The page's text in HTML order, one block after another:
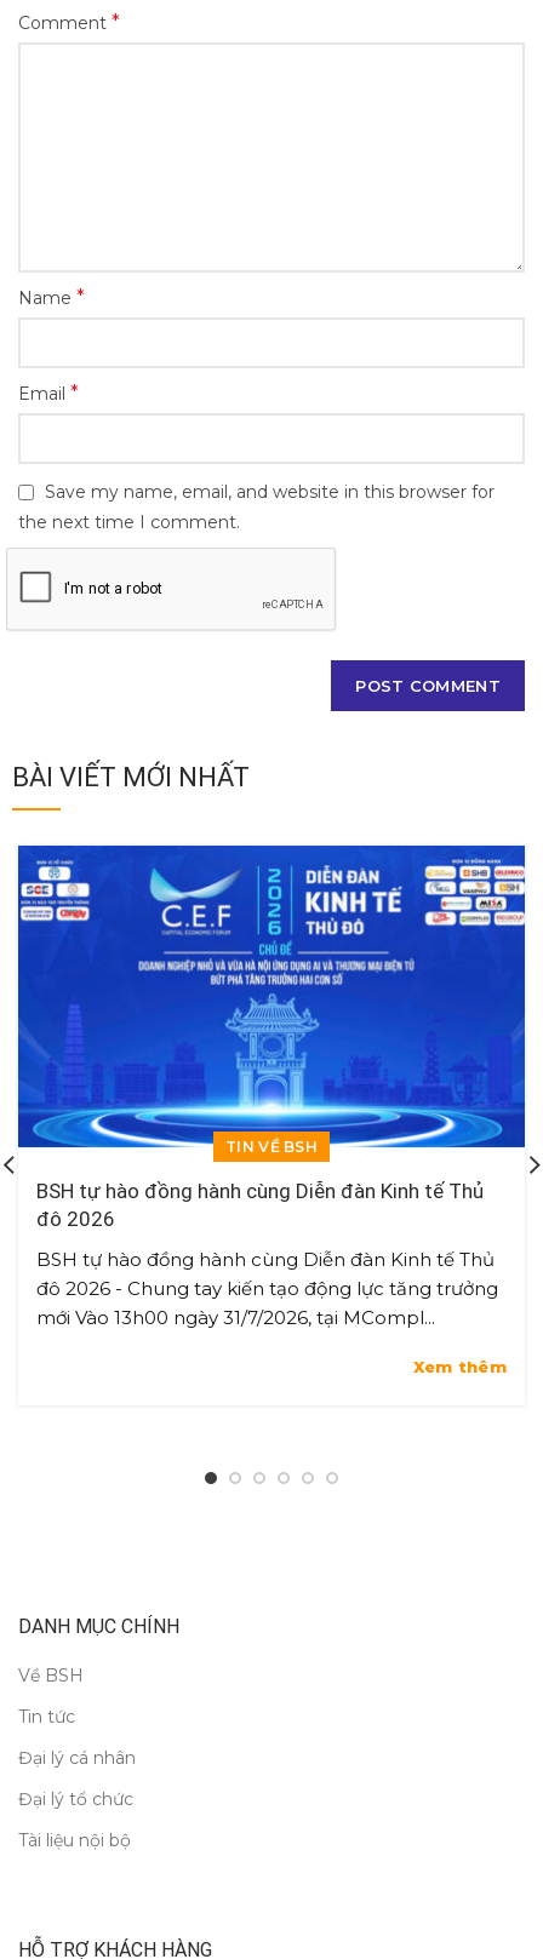
Comment *
Name *
Email *
Save my name, email, and website in this browser for
the next time I comment.
BÀI VIẾT MỚI NHẤT
TIN VỀ BSH
BSH tự hào đồng hành cùng Diễn đàn Kinh tế Thủ
đô 2026
BSH tự hào đồng hành cùng Diễn đàn Kinh tế Thủ
đô 2026 - Chung tay kiến tạo động lực tăng trưởng
mới Vào 13h00 ngày 31/7/2026, tại MCompl...
Xem thêm
DANH MỤC CHÍNH
Về BSH
Tin tức
Đại lý cá nhân
Đại lý tổ chức
Tài liệu nội bộ
HỖ TRỢ KHÁCH HÀNG